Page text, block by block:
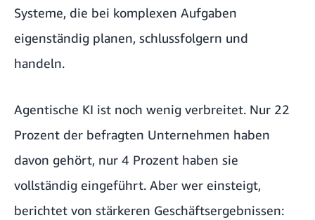
Systeme, die bei komplexen Aufgaben
eigenständig planen, schlussfolgern und
handeln.
Agentische KI ist noch wenig verbreitet. Nur 22
Prozent der befragten Unternehmen haben
davon gehört, nur 4 Prozent haben sie
vollständig eingeführt. Aber wer einsteigt,
berichtet von stärkeren Geschäftsergebnissen: